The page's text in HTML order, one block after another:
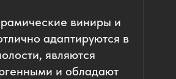
виниры и
адаптируются в
являются
и обладают